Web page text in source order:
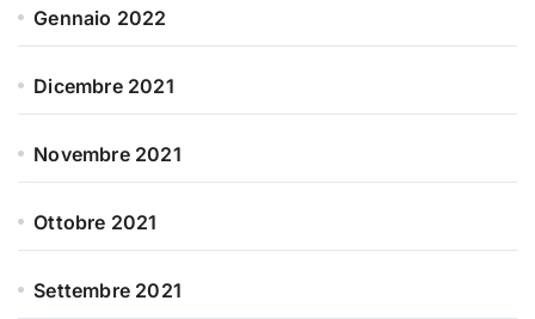
Gennaio 2022
Dicembre 2021
Novembre 2021
Ottobre 2021
Settembre 2021